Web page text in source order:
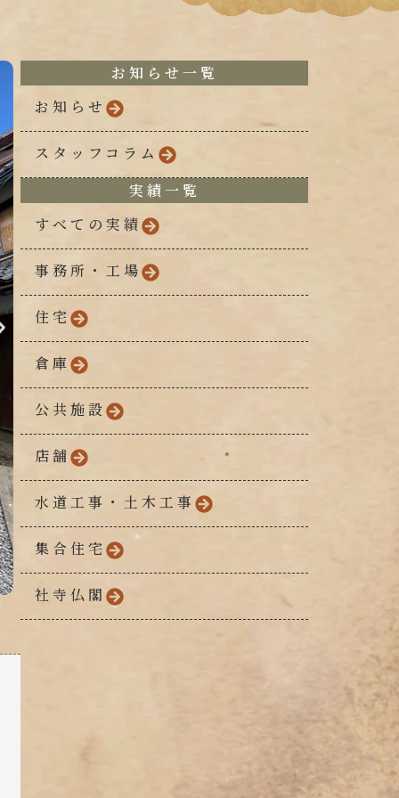
お知らせ一覧
お知らせ
スタッフコラム
実績一覧
すべての実績
事務所・工場
住宅
倉庫
公共施設
店舗
水道工事・土木工事
集合住宅
社寺仏閣